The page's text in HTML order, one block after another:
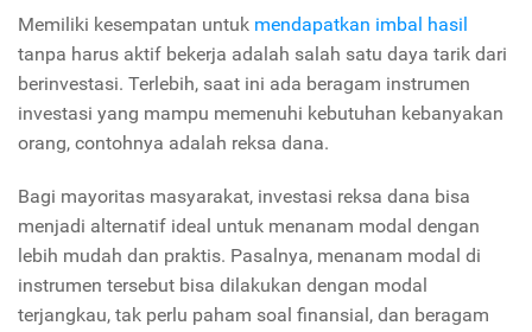
Memiliki kesempatan untuk mendapatkan imbal hasil
tanpa harus aktif bekerja adalah salah satu daya tarik dari
berinvestasi. Terlebih, saat ini ada beragam instrumen
investasi yang mampu memenuhi kebutuhan kebanyakan
orang, contohnya adalah reksa dana.
Bagi mayoritas masyarakat, investasi reksa dana bisa
menjadi alternatif ideal untuk menanam modal dengan
lebih mudah dan praktis. Pasalnya, menanam modal di
instrumen tersebut bisa dilakukan dengan modal
terjangkau, tak perlu paham soal finansial, dan beragam